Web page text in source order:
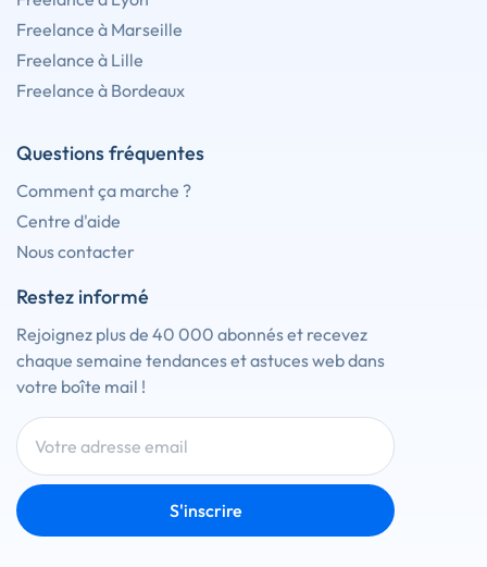
Freelance à Marseille
Freelance à Lille
Freelance à Bordeaux
Questions fréquentes
Comment ça marche ?
Centre d'aide
Nous contacter
Restez informé
Rejoignez plus de 40 000 abonnés et recevez
chaque semaine tendances et astuces web dans
votre boîte mail !
S'inscrire